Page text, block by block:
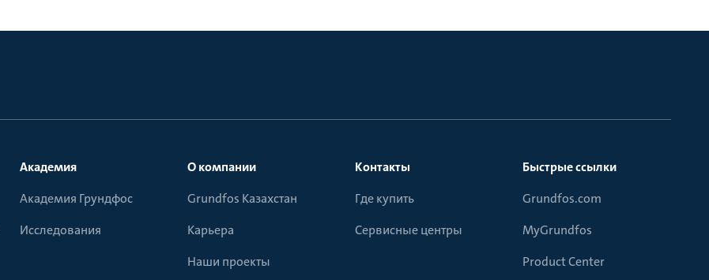
Академия
Академия Грундфос
Исследования
О компании
Grundfos Казахстан
Карьера
Наши проекты
Контакты
Где купить
Сервисные центры
Быстрые ссылки
Grundfos.com
MyGrundfos
Product Center